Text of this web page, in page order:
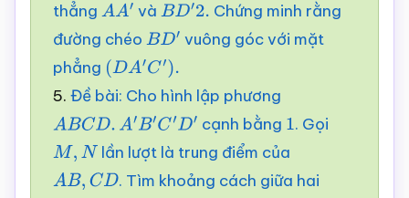
thẳng AA′ vàBD′ 2. Chứng minh rằng
đường chéo BD′
vuông góc với mặt
phẳng (DA′C′).
5. Đề bài: Cho hình lập phương
ABCD.A′ B′C′D′ cạnh bằng 1. Gọi
M,N
lần lượt là trung điểm của
AB,CD
. Tìm khoảng cách giữa hai